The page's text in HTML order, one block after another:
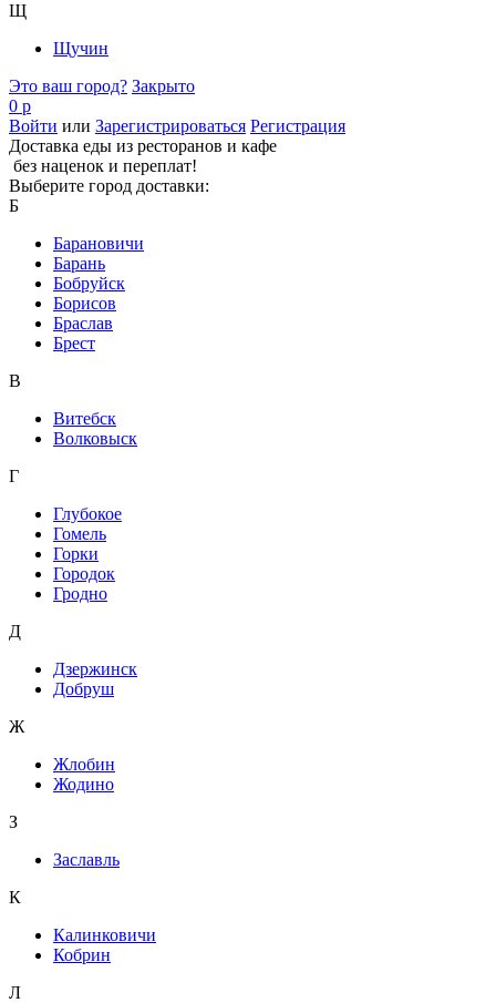
Щ
Щучин
Это ваш город? Закрыто
0 р
Войти или Зарегистрироваться Регистрация
Доставка еды из ресторанов и кафе
без наценок и переплат!
Выберите город доставки:
Б
Барановичи
Барань
Бобруйск
Борисов
Браслав
Брест
В
Витебск
Волковыск
Г
Глубокое
Гомель
Горки
Городок
Гродно
Д
Дзержинск
Добруш
Ж
Жлобин
Жодино
З
Заславль
К
Калинковичи
Кобрин
Л